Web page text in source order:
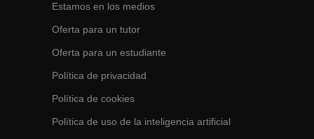
Estamos en los medios
Oferta para un tutor
Oferta para un estudiante
Política de privacidad
Política de cookies
Política de uso de la inteligencia artificial